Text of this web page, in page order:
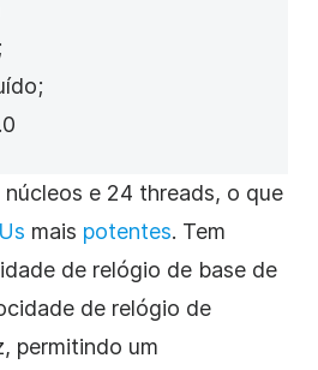
e 24 threads, o que
mais potentes. Tem
de relógio de base de
de relógio de
permitindo um